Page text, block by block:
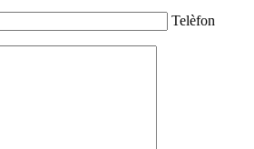
Telèfon